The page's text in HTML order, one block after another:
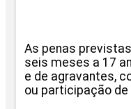
As penas
seis meses a 17
e de agravantes,
ou participação